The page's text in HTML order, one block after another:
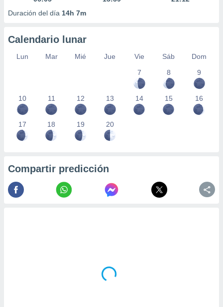
Duración del día 14h 7m
Calendario lunar
Lun Mar Mié Jue Vie Sáb
Dom
7
8 9
10 11 12 13 14 15 16
17 18 19 20
Compartir predicción